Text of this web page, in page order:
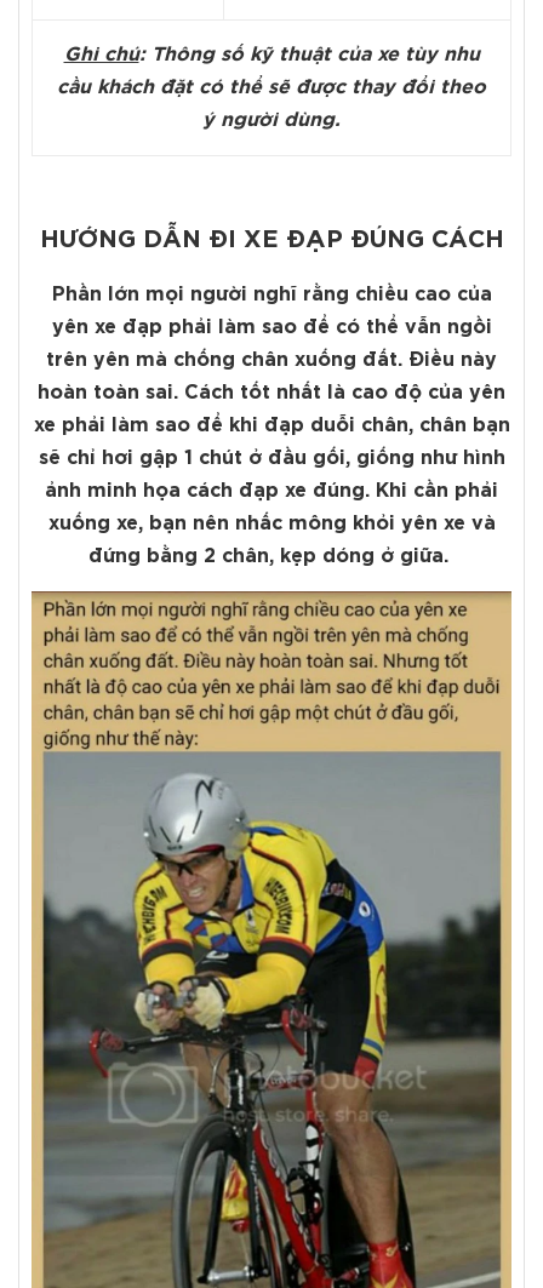
Ghi chú: Thông số kỹ thuật của xe tùy nhu
cầu khách đặt có thể sẽ được thay đổi theo
ý người dùng.
HƯỚNG DẪN ĐI XE ĐẠP ĐÚNG CÁCH
Phần lớn mọi người nghĩ rằng chiều cao của
yên xe đạp phải làm sao để có thể vẫn ngồi
trên yên mà chống chân xuống đất. Điều này
hoàn toàn sai. Cách tốt nhất là cao độ của yên
xe phải làm sao để khi đạp duỗi chân, chân bạn
sẽ chỉ hơi gập 1 chút ở đầu gối, giống như hình
ảnh minh họa cách đạp xe đúng. Khi cần phải
xuống xe, bạn nên nhấc mông khỏi yên xe và
đứng bằng 2 chân, kẹp dóng ở giữa.